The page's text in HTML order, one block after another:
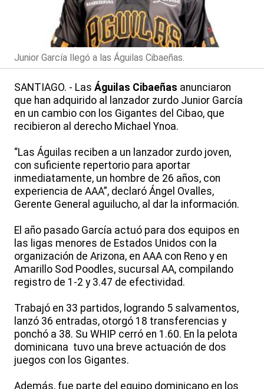
Junior García llegó a las Águilas Cibaeñas.
SANTIAGO. - Las Águilas Cibaeñas anunciaron
que han adquirido al lanzador zurdo Junior García
en un cambio con los Gigantes del Cibao, que
recibieron al derecho Michael Ynoa.
“Las Águilas reciben a un lanzador zurdo joven,
con suficiente repertorio para aportar
inmediatamente, un hombre de 26 años, con
experiencia de AAA”, declaró Ángel Ovalles,
Gerente General aguilucho, al dar la información.
El año pasado García actuó para dos equipos en
las ligas menores de Estados Unidos con la
organización de Arizona, en AAA con Reno y en
Amarillo Sod Poodles, sucursal AA, compilando
registro de 1-2 y 3.47 de efectividad.
Trabajó en 33 partidos, logrando 5 salvamentos,
lanzó 36 entradas, otorgó 18 transferencias y
ponchó a 38. Su WHIP cerró en 1.60. En la pelota
dominicana tuvo una breve actuación de dos
juegos con los Gigantes.
Además, fue parte del equipo dominicano en los